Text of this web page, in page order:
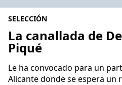
SELECCIÓN
La canallada de
Piqué
Le ha convocado para un
Alicante donde se espera un